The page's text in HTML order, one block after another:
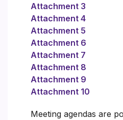
Attachment 3
Attachment 4
Attachment 5
Attachment 6
Attachment 7
Attachment 8
Attachment 9
Attachment 10
Meeting agendas are